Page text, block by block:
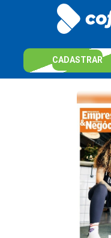
CADASTRAR